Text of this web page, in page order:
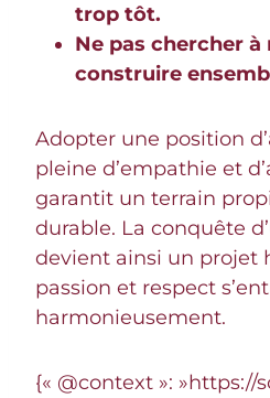
trop tôt.
Ne pas chercher
construire
Adopter une position
pleine d’empathie et
garantit un terrain
durable. La conquête
devient ainsi un projet
passion et respect
harmonieusement.
{« @context »: »https://